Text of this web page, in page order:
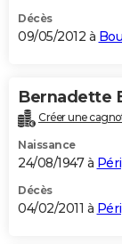
Décès
09/05/2012 à
Bernadette
Créer une
Naissance
24/08/1947 à
Décès
04/02/2011 à